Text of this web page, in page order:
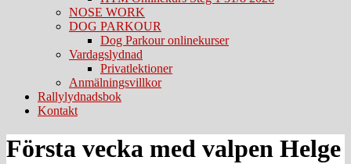
NOSE WORK
DOG PARKOUR
Dog Parkour onlinekurser
Vardagslydnad
Privatlektioner
Anmälningsvillkor
Rallylydnadsbok
Kontakt
Första vecka med valpen Helge